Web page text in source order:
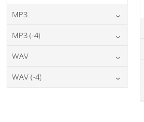
MP3
cena:
DODAJ DO KOSZYKA
MP3 (-4)
DODAJ DO KOSZYKA
WAV
cena:
WAV (-4)